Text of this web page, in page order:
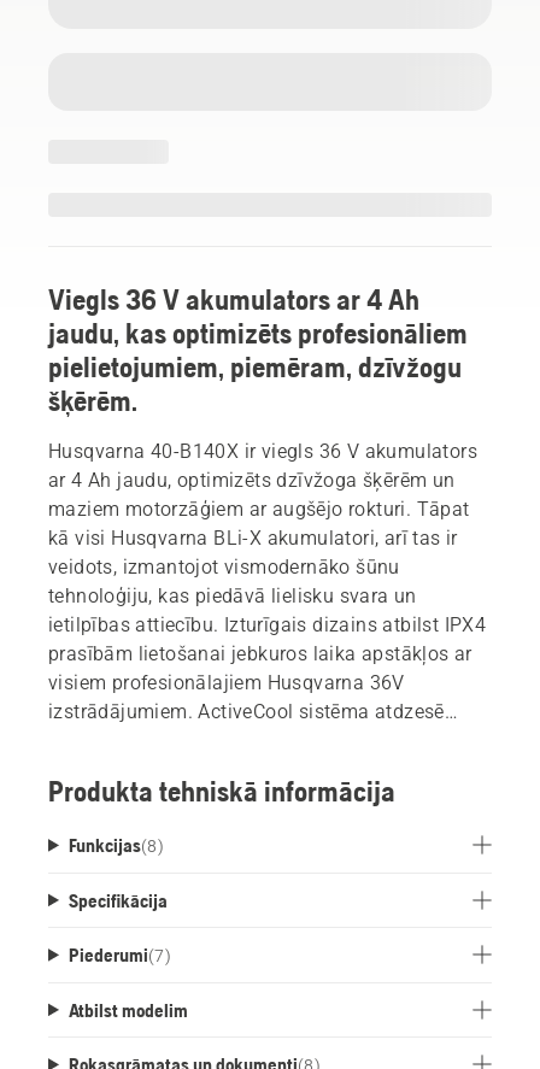
Viegls 36 V akumulators ar 4 Ah
jaudu, kas optimizēts profesionāliem
pielietojumiem, piemēram, dzīvžogu
šķērēm.
Husqvarna 40-B140X ir viegls 36 V akumulators
ar 4 Ah jaudu, optimizēts dzīvžoga šķērēm un
maziem motorzāģiem ar augšējo rokturi. Tāpat
kā visi Husqvarna BLi-X akumulatori, arī tas ir
veidots, izmantojot vismodernāko šūnu
tehnoloģiju, kas piedāvā lielisku svara un
ietilpības attiecību. Izturīgais dizains atbilst IPX4
prasībām lietošanai jebkuros laika apstākļos ar
visiem profesionālajiem Husqvarna 36V
izstrādājumiem. ActiveCool sistēma atdzesē
Produkta tehniskā informācija
Funkcijas(8)
Specifikācija
Piederumi(7)
Atbilst modelim
Rokasgrāmatas un dokumenti